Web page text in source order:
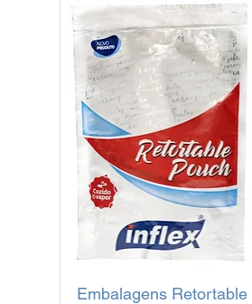
Visualização rápida
Embalagens Retortable